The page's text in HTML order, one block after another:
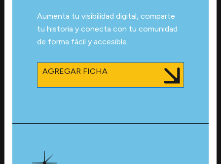
Aumenta tu visibilidad digital, comparte
tu historia y conecta con tu comunidad
de forma fácil y accesible.
AGREGAR FICHA